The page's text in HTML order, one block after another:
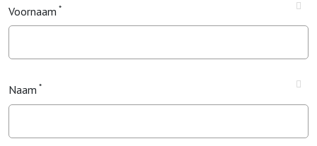
Voornaam
Naam